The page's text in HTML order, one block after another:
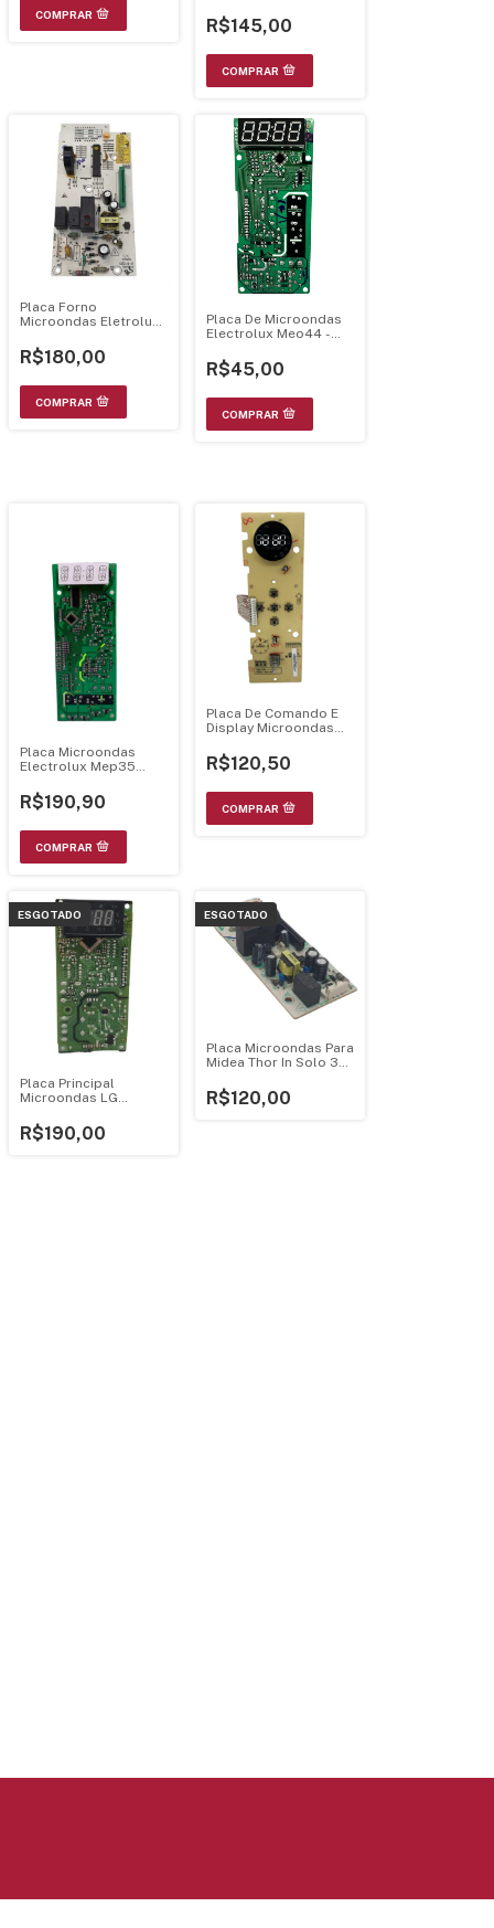
Azul
R$145,00
Placa Forno
Microondas Eletrolux
R$180,00
Placa De Microondas
Electrolux Meo44 -
R$45,00
Placa Microondas
Electrolux Mep35
R$190,90
Placa De Comando E
Display Microondas
Luz Verde
R$120,50
ESGOTADO
Placa Principal
Microondas LG
Ebr75234895
R$190,00
ESGOTADO
Placa Microondas Para
Midea Thor In Solo 30l
R$120,00